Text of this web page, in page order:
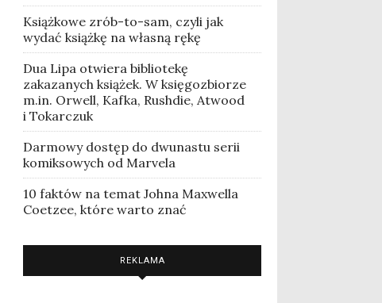
Książkowe zrób-to-sam, czyli jak
wydać książkę na własną rękę
Dua Lipa otwiera bibliotekę
zakazanych książek. W księgozbiorze
m.in. Orwell, Kafka, Rushdie, Atwood
i Tokarczuk
Darmowy dostęp do dwunastu serii
komiksowych od Marvela
10 faktów na temat Johna Maxwella
Coetzee, które warto znać
REKLAMA